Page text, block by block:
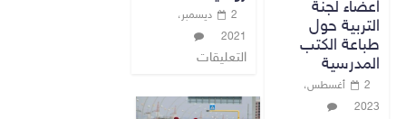
اعضاء لجنة
التربية حول
طباعة الكتب
المدرسية
2 أغسطس،
2023
2 ديسمبر،
2021
التعليقات